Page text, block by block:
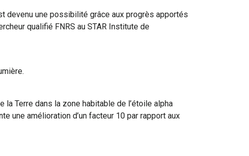
devenu une possibilité grâce aux progrès apportés
qualifié FNRS au STAR Institute de
Terre dans la zone habitable de l’étoile alpha
une amélioration d’un facteur 10 par rapport aux